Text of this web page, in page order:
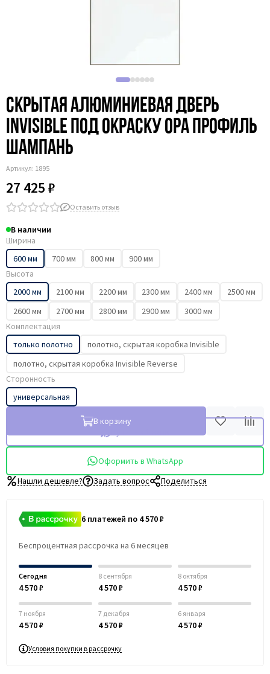
Скрытая алюминиевая дверь
Invisible под окраску 0PA профиль
шампань
Артикул: 1895
27 425 ₽
Оставить отзыв
В наличии
Ширина
600 мм
700 мм 800 мм
900 мм
Высота
2000 мм
2100 мм 2200 мм 2300 мм 2400 мм
2500 мм
2600 мм
2700 мм 2800 мм 2900 мм
3000 мм
Комплектация
только полотно
полотно, скрытая коробка Invisible
полотно, скрытая коробка Invisible Reverse
Сторонность
универсальная
В корзину
Оформить в WhatsApp
Нашли дешевле?
Задать вопрос Поделиться
6 платежей по 4 570 ₽
Беспроцентная рассрочка на 6 месяцев
Сегодня
4 570 ₽
8 сентября
4 570 ₽
8 октября
4 570 ₽
7 ноября
4 570 ₽
7 декабря
4 570 ₽
6 января
4 570 ₽
Условия покупки в рассрочку